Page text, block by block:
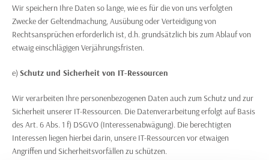
Wir speichern Ihre Daten so lange, wie es für die von uns verfolgten
Zwecke der Geltendmachung, Ausübung oder Verteidigung von
Rechtsansprüchen erforderlich ist, d.h. grundsätzlich bis zum Ablauf von
etwaig einschlägigen Verjährungsfristen.
e) Schutz und Sicherheit von IT-Ressourcen
Wir verarbeiten Ihre personenbezogenen Daten auch zum Schutz und zur
Sicherheit unserer IT-Ressourcen. Die Datenverarbeitung erfolgt auf Basis
des Art. 6 Abs. 1 f) DSGVO (Interessenabwägung). Die berechtigten
Interessen liegen hierbei darin, unsere IT-Ressourcen vor etwaigen
Angriffen und Sicherheitsvorfällen zu schützen.